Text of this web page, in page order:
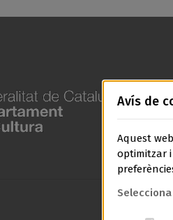
Avís de
Aquest
optimitzar i